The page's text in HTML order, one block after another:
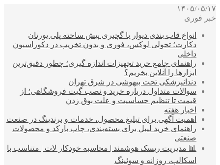
۱۴۰۵/۰۵/۱۷
خبر فوری
انواع قاب بندی دیوار با گچبری پیش ساخته پلی یورتان
دکارت؛ تحولی لوکس، فوری و بدون تخریب در دکوراسیون
داخلی
راهنمای جامع خرید تجهیزات اندازه گیری؛ چطور دقیق‌ترین
ابزارها را آنلاین بخریم؟
دندانپزشکی تحت بیهوشی در شرق تهران
سوالات متداول درباره خرید و نصب گیت فروشگاهی؛ از
قیمت تا تنظیم حساسیت و علت بوق زدن
اخبار هفته
اهمیت آگهی برای تبلیغ محصول، خدمات و برندینگ در صنعت
راهنمای خرید لیبل برای بسته‌بندی، چاپ بارکد و محصولات
صنعتی
📊 مدیریت ریسک هوشمند | محاسبه خودکار لات | متناسب با
اسکالپ، روزانه و سوئینگ